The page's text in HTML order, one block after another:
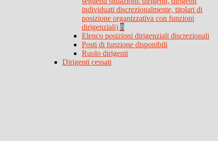
individuati discrezionalmente, titolari di
posizione organizzativa con funzioni
dirigenziali) 8
Elenco posizioni dirigenziali discrezionali
Posti di funzione disponibili
Ruolo dirigenti
Dirigenti cessati